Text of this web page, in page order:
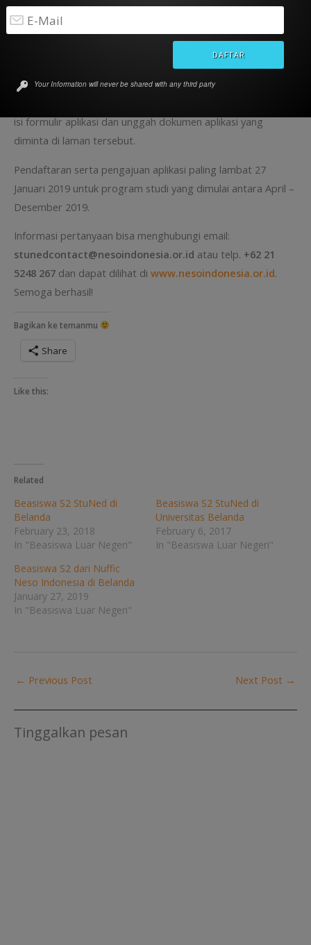
10. Pasfoto warna terbaru (ukuran 3 x4)
Permohonan beasiswa kursus singkat StuNed 2019 – 2020
dilakukan secara online. Pelamar mendaftar melalui
isi formulir aplikasi dan unggah dokumen aplikasi yang
diminta di laman tersebut.
Pendaftaran serta pengajuan aplikasi paling lambat 27
Januari 2019 untuk program studi yang dimulai antara April –
Desember 2019.
Informasi pertanyaan bisa menghubungi email:
stunedcontact@nesoindonesia.or.id atau telp. +62 21
5248 267 dan dapat dilihat di www.nesoindonesia.or.id.
Semoga berhasil!
Bagikan ke temanmu
Share
Like this:
Related
Beasiswa S2 StuNed di
Belanda
February 23, 2018
In "Beasiswa Luar Negeri"
Beasiswa S2 StuNed di
Universitas Belanda
February 6, 2017
In "Beasiswa Luar Negeri"
Beasiswa S2 dari Nuffic
Neso Indonesia di Belanda
January 27, 2019
In "Beasiswa Luar Negeri"
← Previous Post Next Post →
Tinggalkan pesan
Your Information will never be shared with any third party